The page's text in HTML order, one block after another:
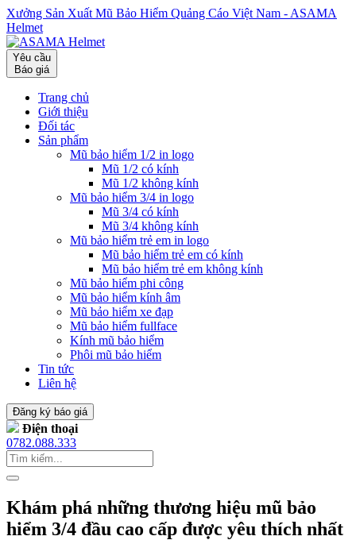
Xưởng Sản Xuất Mũ Bảo Hiểm Quảng Cáo Việt Nam - ASAMA
Helmet
Yêu cầu
Báo giá
Trang chủ
Giới thiệu
Đối tác
Sản phẩm
Mũ bảo hiểm 1/2 in logo
Mũ 1/2 có kính
Mũ 1/2 không kính
Mũ bảo hiểm 3/4 in logo
Mũ 3/4 có kính
Mũ 3/4 không kính
Mũ bảo hiểm trẻ em in logo
Mũ bảo hiểm trẻ em có kính
Mũ bảo hiểm trẻ em không kính
Mũ bảo hiểm phi công
Mũ bảo hiểm kính âm
Mũ bảo hiểm xe đạp
Mũ bảo hiểm fullface
Kính mũ bảo hiểm
Phôi mũ bảo hiểm
Tin tức
Liên hệ
Đăng ký báo giá
Điện thoại
0782.088.333
Khám phá những thương hiệu mũ bảo
hiểm 3/4 đầu cao cấp được yêu thích nhất